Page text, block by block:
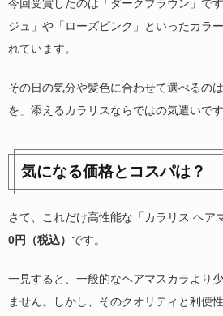
今回受賞したのは「ダークブラウン」で
ジュ」や「ローズピンク」といったカラ
れています。
その日の気分や髪色に合わせて選べるの
を」添えるカラリスならではの気遣いです
気になる価格とコスパは？
さて、これだけ高性能な「カラリス ヘア
0円（税込） です。
一見すると、一般的なヘアマスカラより
ません。しかし、そのクオリティと利便